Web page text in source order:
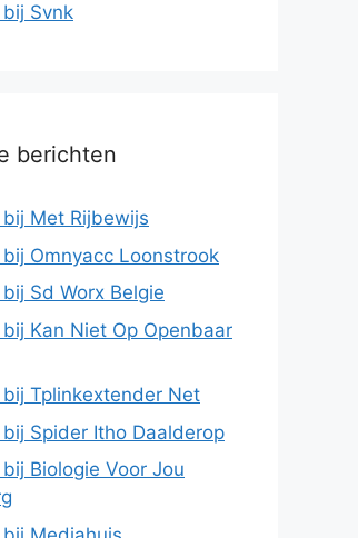
Svnk
berichten
Met Rijbewijs
Omnyacc Loonstrook
Sd Worx Belgie
Kan Niet Op Openbaar
bij Tplinkextender Net
Spider Itho Daalderop
Biologie Voor Jou